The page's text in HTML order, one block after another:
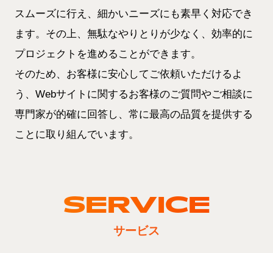
スムーズに行え、細かいニーズにも素早く対応でき
ます。その上、無駄なやりとりが少なく、効率的に
プロジェクトを進めることができます。
そのため、お客様に安心してご依頼いただけるよ
う、Webサイトに関するお客様のご質問やご相談に
専門家が的確に回答し、常に最高の品質を提供する
ことに取り組んでいます。
SERVICE
サービス